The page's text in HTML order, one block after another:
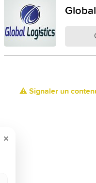
⚠️ Signaler un
×